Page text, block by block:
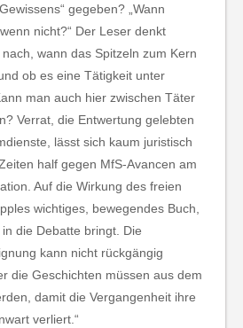
gegeben? „Wann
nicht?“ Der Leser denkt
wann das Spitzeln zum Kern
ob es eine Tätigkeit unter
man auch hier zwischen Täter
Verrat, die Entwertung gelebten
lässt sich kaum juristisch
half gegen MfS-Avancen am
Auf die Wirkung des freien
wichtiges, bewegendes Buch,
die Debatte bringt. Die
kann nicht rückgängig
die Geschichten müssen aus dem
damit die Vergangenheit ihre
verliert.“